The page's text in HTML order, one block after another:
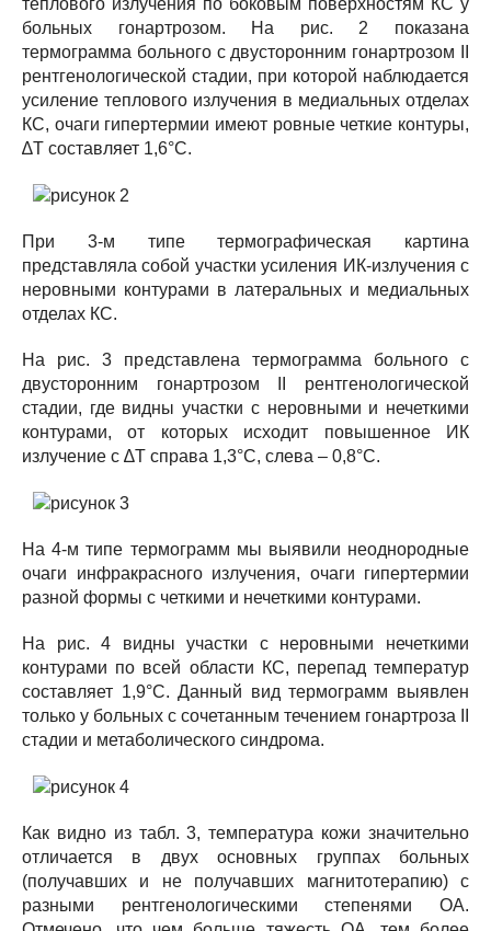
теплового излучения по боковым поверхностям КС у
больных гонартрозом. На рис. 2 показана
термограмма больного с двусторонним гонартрозом II
рентгенологической стадии, при которой наблюдается
усиление теплового излучения в медиальных отделах
КС, очаги гипертермии имеют ровные четкие контуры,
∆T составляет 1,6°С.
При 3-м типе термографическая картина
представляла собой участки усиления ИК-излучения с
неровными контурами в латеральных и медиальных
отделах КС.
На рис. 3 представлена термограмма больного с
двусторонним гонартрозом II рентгенологической
стадии, где видны участки с неровными и нечеткими
контурами, от которых исходит повышенное ИК
излучение с ∆T справа 1,3°С, слева – 0,8°С.
На 4-м типе термограмм мы выявили неоднородные
очаги инфракрасного излучения, очаги гипертермии
разной формы с четкими и нечеткими контурами.
На рис. 4 видны участки с неровными нечеткими
контурами по всей области КС, перепад температур
составляет 1,9°С. Данный вид термограмм выявлен
только у больных с сочетанным течением гонартроза II
cтадии и метаболического синдрома.
Как видно из табл. 3, температура кожи значительно
отличается в двух основных группах больных
(получавших и не получавших магнитотерапию) с
разными рентгенологическими степенями ОА.